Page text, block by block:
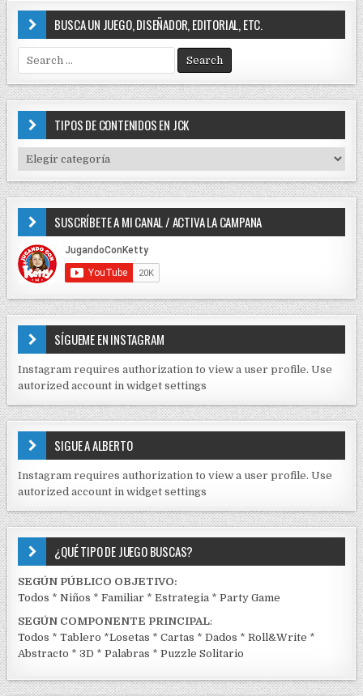
BUSCA UN JUEGO, DISEÑADOR, EDITORIAL, ETC.
e
a
r
f
r
:
TIPOS DE CONTENIDOS EN JCK
I
P
D
E
C
O
N
T
I
D
S
E
J
C
K
SUSCRÍBETE A MI CANAL / ACTIVA LA CAMPANA
SÍGUEME EN INSTAGRAM
Instagram requires authorization to view a user profile. Use
autorized account in widget settings
SIGUE A ALBERTO
Instagram requires authorization to view a user profile. Use
autorized account in widget settings
¿QUÉ TIPO DE JUEGO BUSCAS?
SEGÚN PÚBLICO OBJETIVO:
Todos *Niños *Familiar *Estrategia *Party Game
SEGÚN COMPONENTE PRINCIPAL:
Todos *Tablero *Losetas *Cartas *Dados *Roll&Write *
Abstracto *3D *Palabras *Puzzle Solitario